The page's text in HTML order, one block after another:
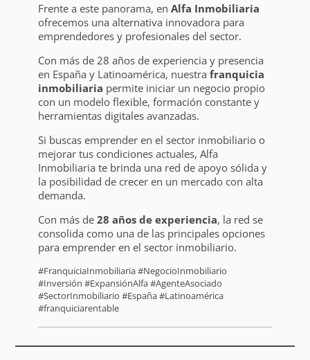
Frente a este panorama, en Alfa Inmobiliaria
ofrecemos una alternativa innovadora para
emprendedores y profesionales del sector.
Con más de 28 años de experiencia y presencia
en España y Latinoamérica, nuestra franquicia
inmobiliaria permite iniciar un negocio propio
con un modelo flexible, formación constante y
herramientas digitales avanzadas.
Si buscas emprender en el sector inmobiliario o
mejorar tus condiciones actuales, Alfa
Inmobiliaria te brinda una red de apoyo sólida y
la posibilidad de crecer en un mercado con alta
demanda.
Con más de 28 años de experiencia, la red se
consolida como una de las principales opciones
para emprender en el sector inmobiliario.
#FranquiciaInmobiliaria #NegocioInmobiliario
#Inversión #ExpansiónAlfa #AgenteAsociado
#SectorInmobiliario #España #Latinoamérica
#franquiciarentable